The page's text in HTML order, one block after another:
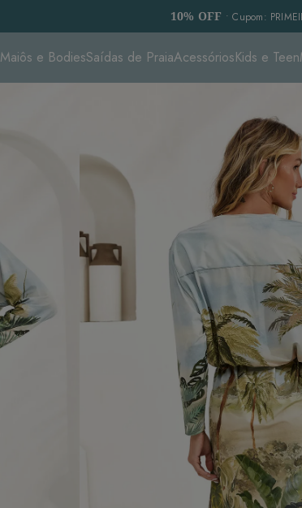
10% OFF • Cupom:
Maiôs e BodiesSaídas de PraiaAcessóriosKids e Teen